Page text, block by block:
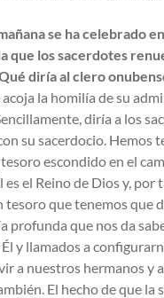
se ha celebrado
que los sacerdotes
diría al clero
la homilía de su
diría a los
su sacerdocio. Hemos
escondido en el
es el Reino de Dios y, por
tesoro que tenemos que
profunda que nos da
y llamados a
a nuestros hermanos y
El hecho de que la